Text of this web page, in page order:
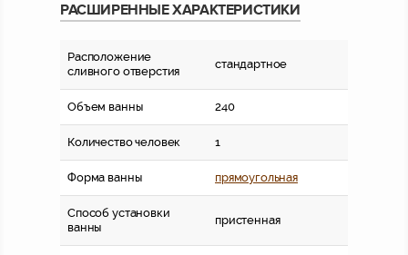
РАСШИРЕННЫЕ ХАРАКТЕРИСТИКИ
Расположение
сливного отверстия
стандартное
Объем ванны 240
Количество человек 1
Форма ванны прямоугольная
Способ установки
ванны
пристенная